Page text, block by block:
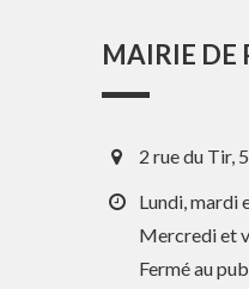
MAIRIE DE
2 rue du Tir,
Lundi, mardi
Mercredi et
Fermé au